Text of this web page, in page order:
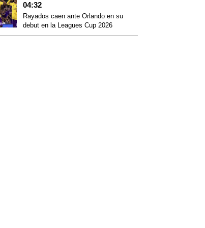
04:32
Rayados caen ante Orlando en su
debut en la Leagues Cup 2026